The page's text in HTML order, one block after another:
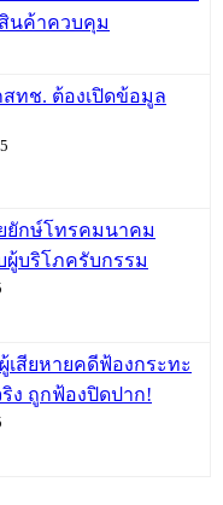
สินค้าควบคุม
ทช. ต้องเปิดข้อมูล
ยักษ์โทรคมนาคม
ผู้บริโภครับกรรม
เสียหายคดีฟ้องกระทะ
ง ถูกฟ้องปิดปาก!